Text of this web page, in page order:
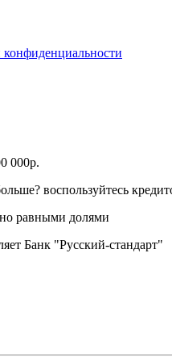
000р.
воспользуйтесь
равными долями
Банк "Русский-стандарт"